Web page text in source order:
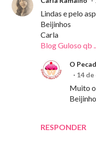
Lindas e pelo
Beijinhos
Carla
Blog Guloso qb
RESPONDER
O
14 de
Muito